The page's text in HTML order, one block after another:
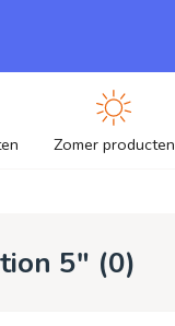
Zomer producten
5" (0)